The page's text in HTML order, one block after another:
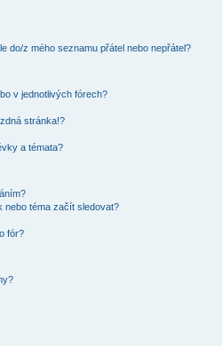
do/z mého seznamu přátel nebo nepřátel?
v jednotlivých fórech?
stránka!?
a témata?
nebo téma začít sledovat?
fór?